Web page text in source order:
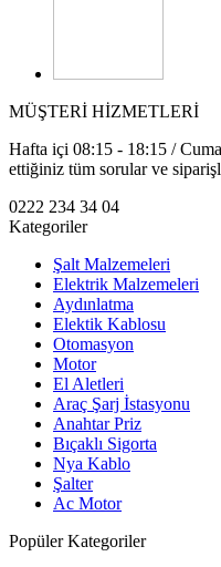
MÜŞTERİ HİZMETLERİ
Hafta içi 08:15 - 18:15 /
ettiğiniz tüm sorular ve
0222 234 34 04
Kategoriler
Şalt Malzemeleri
Elektrik Malzemeleri
Aydınlatma
Elektik Kablosu
Otomasyon
Motor
El Aletleri
Araç Şarj İstasyonu
Anahtar Priz
Bıçaklı Sigorta
Nya Kablo
Şalter
Ac Motor
Popüler Kategoriler